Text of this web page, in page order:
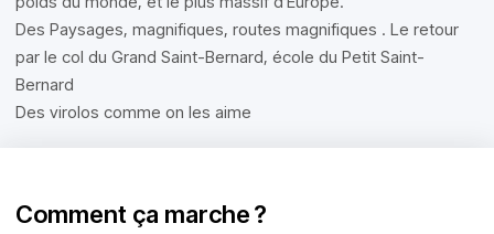
Des Paysages, magnifiques, routes magnifiques . Le retour
par le col du Grand Saint-Bernard, école du Petit Saint-
Bernard
Des virolos comme on les aime
Comment ça marche ?